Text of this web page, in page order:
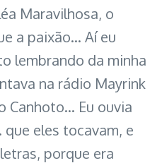
Maravilhosa, o
a paixão… Aí eu
lembrando da minha
na rádio Mayrink
Canhoto… Eu ouvia
eles tocavam, e
porque era